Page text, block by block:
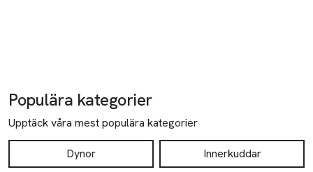
Populära kategorier
Upptäck våra mest populära kategorier
Dynor Innerkuddar